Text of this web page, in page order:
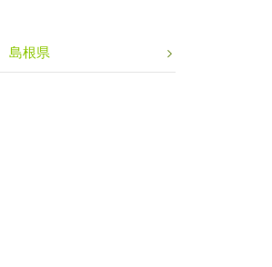
島根県